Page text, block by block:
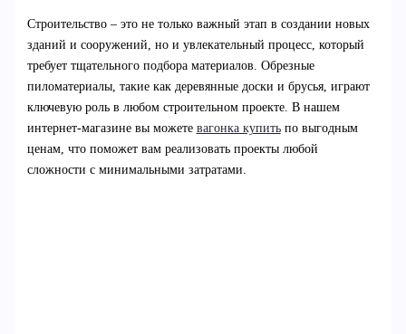
Строительство – это не только важный этап в создании новых
зданий и сооружений, но и увлекательный процесс, который
требует тщательного подбора материалов. Обрезные
пиломатериалы, такие как деревянные доски и брусья, играют
ключевую роль в любом строительном проекте. В нашем
интернет-магазине вы можете вагонка купитьпо выгодным
ценам, что поможет вам реализовать проекты любой
сложности с минимальными затратами.